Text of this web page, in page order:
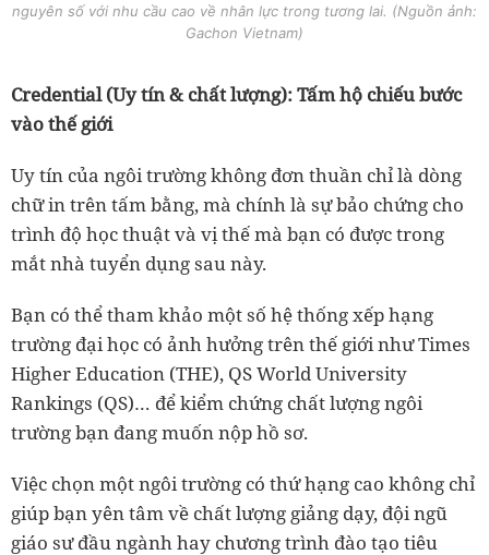
nguyên số với nhu cầu cao về nhân lực trong tương lai. (Nguồn ảnh:
Gachon Vietnam)
Credential (Uy tín & chất lượng): Tấm hộ chiếu bước
vào thế giới
Uy tín của ngôi trường không đơn thuần chỉ là dòng
chữ in trên tấm bằng, mà chính là sự bảo chứng cho
trình độ học thuật và vị thế mà bạn có được trong
mắt nhà tuyển dụng sau này.
Bạn có thể tham khảo một số hệ thống xếp hạng
trường đại học có ảnh hưởng trên thế giới như Times
Higher Education (THE), QS World University
Rankings (QS)… để kiểm chứng chất lượng ngôi
trường bạn đang muốn nộp hồ sơ.
Việc chọn một ngôi trường có thứ hạng cao không chỉ
giúp bạn yên tâm về chất lượng giảng dạy, đội ngũ
giáo sư đầu ngành hay chương trình đào tạo tiêu